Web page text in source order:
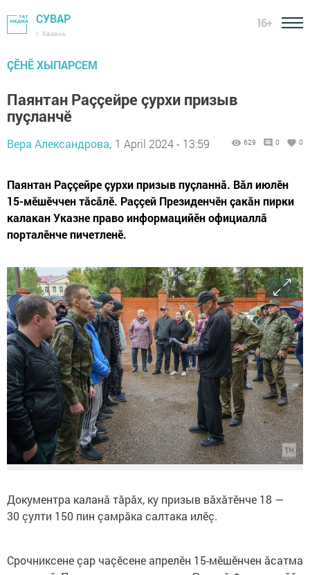
СУВАР
г. Казань
16+
ÇӖНӖ ХЫПАРСЕМ
Паянтан Раççейре çурхи призыв
пуçланчӗ
Вера Александрова, 1 April 2024 - 13:59 629 0 0
Паянтан Раççейре çурхи призыв пуçланнă. Вăл июлӗн
15-мӗшӗччен тăсăлӗ. Раççей Президенчӗн çакăн пирки
калакан Указне право информацийӗн официаллă
порталӗнче пичетленӗ.
Документра каланă тăрăх, ку призыв вăхăтӗнче 18 —
30 çулти 150 пин çамрăка салтака илӗç.
Срочниксене çар чаçӗсене апрелӗн 15-мӗшӗнчен ăсатма